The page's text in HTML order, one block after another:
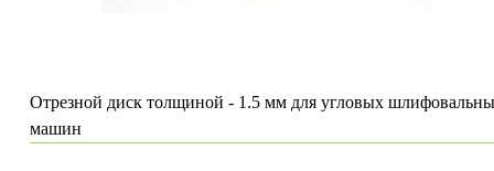
Отрезной диск толщиной - 1.5 мм для угловых
машин